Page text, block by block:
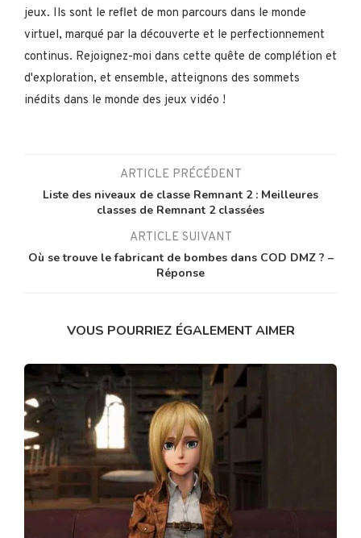
jeux. Ils sont le reflet de mon parcours dans le monde
virtuel, marqué par la découverte et le perfectionnement
continus. Rejoignez-moi dans cette quête de complétion et
d'exploration, et ensemble, atteignons des sommets
inédits dans le monde des jeux vidéo !
ARTICLE PRÉCÉDENT
Liste des niveaux de classe Remnant 2 : Meilleures
classes de Remnant 2 classées
ARTICLE SUIVANT
Où se trouve le fabricant de bombes dans COD DMZ ? –
Réponse
VOUS POURRIEZ ÉGALEMENT AIMER